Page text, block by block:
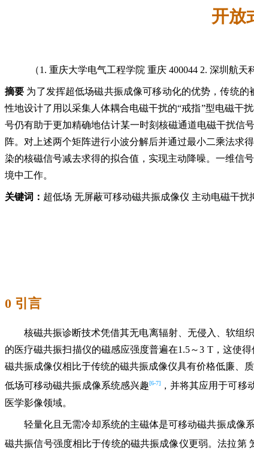
开放
（1. 重庆大学电气工程学院 重庆 400044 2. 深圳航
摘要 为了发挥超低场磁共振成像可移动化的优势，传统
性地设计了用以采集人体耦合电磁干扰的“戒指”型电磁干
号仍有助于更加精确地估计某一时刻核磁通道电磁干扰信
阵。对上述两个矩阵进行小波分解后并通过最小二乘法求
染的核磁信号减去求得的拟合值，实现主动降噪。一维信
境中工作。
关键词： 超低场 无屏蔽可移动磁共振成像仪 主动电磁干扰
0 引言
核磁共振诊断技术凭借其无电离辐射、无侵入、软组
的医疗磁共振扫描仪的磁感应强度普遍在1.5～3 T，这使
磁共振成像仪相比于传统的磁共振成像仪具有价格低廉、
低场可移动磁共振成像系统感兴趣[6-7]，并将其应用于可移
医学影像领域。
轻量化且无需冷却系统的主磁体是可移动磁共振成像
磁共振信号强度相比于传统的磁共振成像仪更弱。法拉第